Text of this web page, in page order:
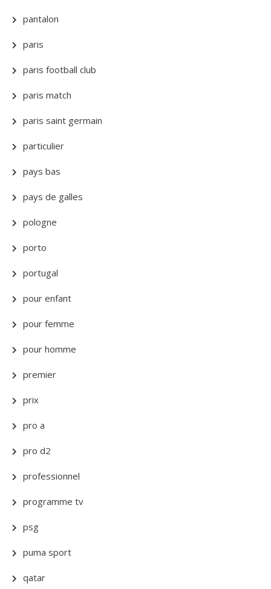
pantalon
paris
paris football club
paris match
paris saint germain
particulier
pays bas
pays de galles
pologne
porto
portugal
pour enfant
pour femme
pour homme
premier
prix
pro a
pro d2
professionnel
programme tv
psg
puma sport
qatar